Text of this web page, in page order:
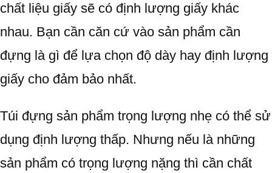
chất liệu giấy sẽ có định lượng giấy khác
nhau. Bạn cần căn cứ vào sản phẩm cần
đựng là gì để lựa chọn độ dày hay định lượng
giấy cho đảm bảo nhất.
Túi đựng sản phẩm trọng lượng nhẹ có thể sử
dụng định lượng thấp. Nhưng nếu là những
sản phẩm có trọng lượng nặng thì cần chất